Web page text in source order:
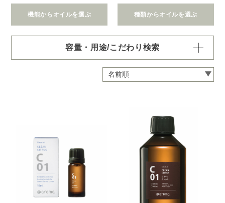
機能からオイルを選ぶ 種類からオイルを選ぶ
容量・用途/こだわり検索
用途・機能・種類 の項目ごとに選択肢からひとつずつ選
択できます。選択するたびに絞り込まれていき、項目内で
※一つお選びください
オイル10ml 大容量オイル250/450ml
ピエゾ専用オイル
ブランチ・スティック専用オイル